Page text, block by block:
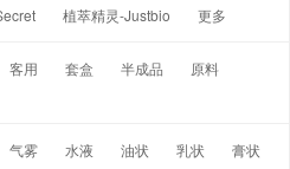
植萃精灵-Justbio 更多
客用 套盒 半成品
原料
气雾 水液 油状 乳状
膏状